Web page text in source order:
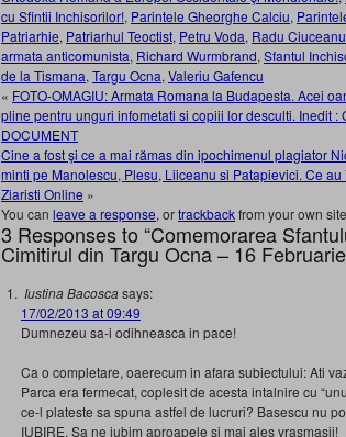
cu Sfintii Inchisorilor!, Parintele Gheorghe Calciu,
Patriarhie, Patriarhul Teoctist, Petru Voda, Radu Ciuceanu
armata anticomunista, Richard Wurmbrand, Sfantul
de la Tismana, Targu Ocna, Valeriu Gafencu
« FOTO-OMAGIU: Armata Romana la Budapesta. Acei
pline pentru unguri infometati si copiii lor desculti. Inedit
DOCUMENT
Cine a fost şi ce a mai rămas din ipochimenul plagiator
minti pe Manolescu, Plesu, Liiceanu si Patapievici. Ce
Ziaristi Online »
You can leave a response, ortrackbackfrom your own
3 Responses to “Comemorarea
Cimitirul din Targu Ocna – 16
Iustina Bacoscasays:
17/02/2013 at 09:49
Dumnezeu sa-i odihneasca in pace!
Ca o completare, oaerecum in afara subiectului: Ati
Parca era fermecat, coplesit de acesta intalnire cu
ce-l plateste sa spuna astfel de lucruri? Basescu nu
IUBIRE. Sa ne iubim aproapele si mai ales vrasmasii!